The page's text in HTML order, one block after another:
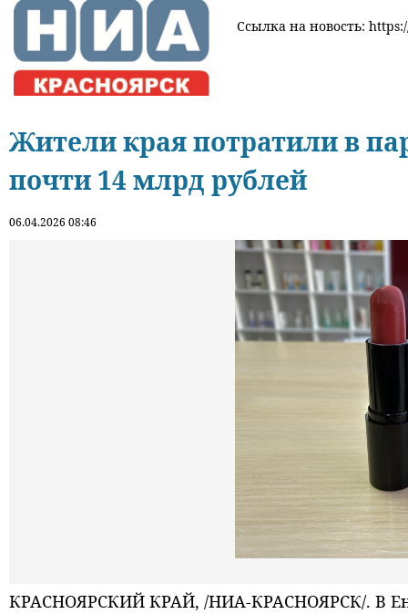
Ссылка на новость:
Жители края потратили в
почти 14 млрд рублей
06.04.2026 08:46
КРАСНОЯРСКИЙ КРАЙ, /НИА-КРАСНОЯРСК/. В